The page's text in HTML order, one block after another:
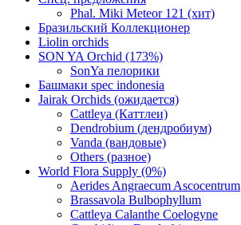
Phal. Miki Meteor 121 (хит)
Бразильский Коллекционер
Liolin orchids
SON YA Orchid (173%)
SonYa пелорики
Башмаки spec indonesia
Jairak Orchids (ожидается)
Cattleya (Каттлеи)
Dendrobium (дендробиум)
Vanda (вандовые)
Others (разное)
World Flora Supply (0%)
Aerides Angraecum Ascocentrum
Brassavola Bulbophyllum
Cattleya Calanthe Coelogyne